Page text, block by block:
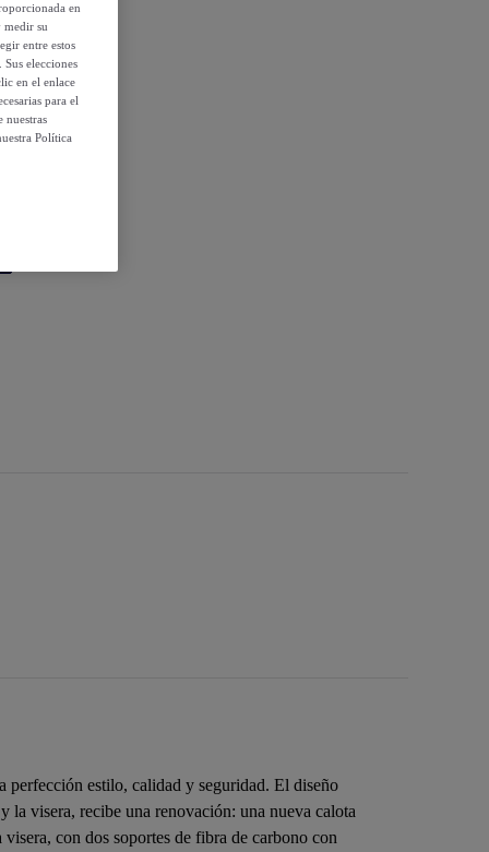
estilo, calidad y seguridad. El diseño
la visera, recibe una renovación: una nueva calota
con dos soportes de fibra de carbono con
en
medir su
entre estos
elecciones
en el enlace
para el
nuestras
Política